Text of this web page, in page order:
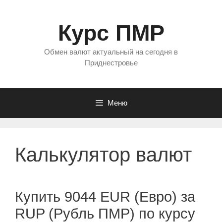
Курс ПМР
Обмен валют актуальный на сегодня в
Приднестровье
Меню
Калькулятор валют
Купить 9044 EUR (Евро) за
RUP (Рубль ПМР) по курсу